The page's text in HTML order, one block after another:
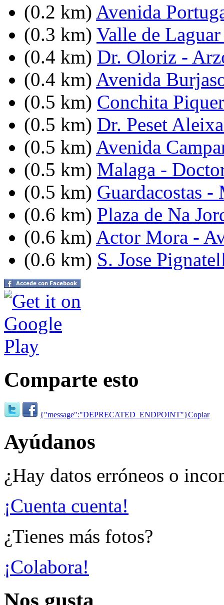
(0.2 km) Avenida
(0.3 km) Valle de
(0.4 km) Dr. Oloriz -
(0.4 km) Avenida
(0.5 km) Conchita
(0.5 km) Dr. Peset
(0.5 km) Avenida
(0.5 km) Malaga -
(0.5 km) Guardacostas -
(0.6 km) Plaza de Na
(0.6 km) Actor Mora -
(0.6 km) S. Jose
Comparte esto
{"message":"DEPRECATED_ENDPOINT"}Copiar
Ayúdanos
¿Hay datos erróneos o
¡Cuenta cuenta!
¿Tienes más fotos?
¡Colabora!